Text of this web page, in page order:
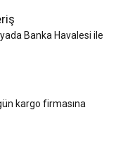
Banka Havalesi ile
kargo firmasına